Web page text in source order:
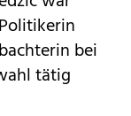
bei
tätig